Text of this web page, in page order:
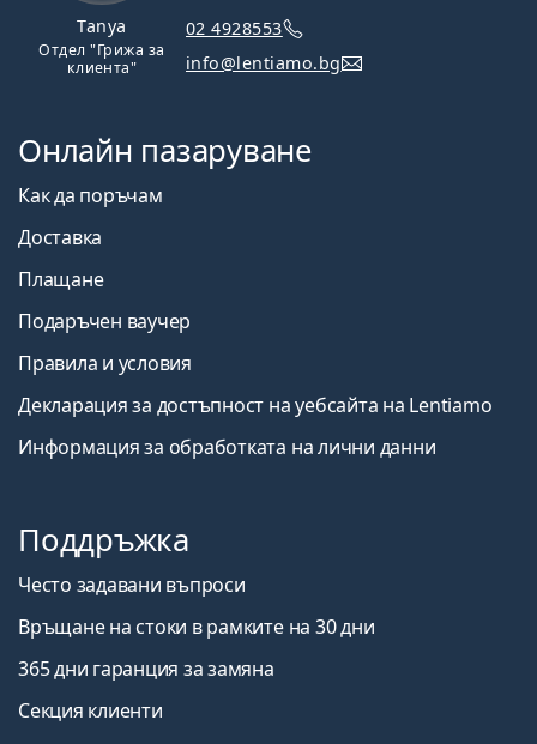
Tanya
Отдел "Грижа за
клиента"
02 4928553
info@lentiamo.bg
Онлайн пазаруване
Как да поръчам
Доставка
Плащане
Подаръчен ваучер
Правила и условия
Декларация за достъпност на уебсайта на Lentiamo
Информация за обработката на лични данни
Поддръжка
Често задавани въпроси
Връщане на стоки в рамките на 30 дни
365 дни гаранция за замяна
Секция клиенти